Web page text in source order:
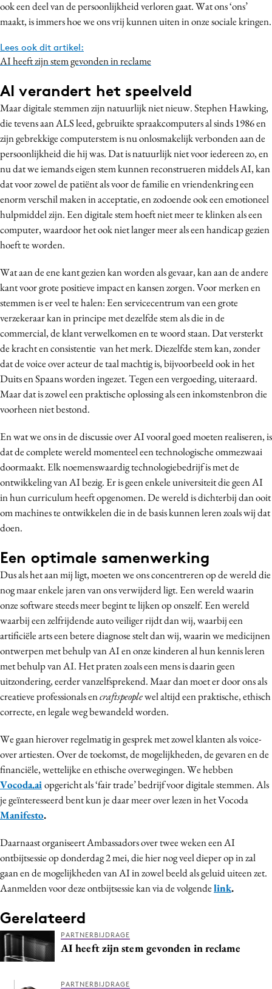
ook een deel van de persoonlijkheid verloren gaat. Wat ons ‘ons’
maakt, is immers hoe we ons vrij kunnen uiten in onze sociale kringen.
Lees ook dit artikel:
AI heeft zijn stem gevonden in reclame
AI verandert het speelveld
Maar digitale stemmen zijn natuurlijk niet nieuw. Stephen Hawking,
die tevens aan ALS leed, gebruikte spraakcomputers al sinds 1986 en
zijn gebrekkige computerstem is nu onlosmakelijk verbonden aan de
persoonlijkheid die hij was. Dat is natuurlijk niet voor iedereen zo, en
nu dat we iemands eigen stem kunnen reconstrueren middels AI, kan
dat voor zowel de patiënt als voor de familie en vriendenkring een
enorm verschil maken in acceptatie, en zodoende ook een emotioneel
hulpmiddel zijn. Een digitale stem hoeft niet meer te klinken als een
computer, waardoor het ook niet langer meer als een handicap gezien
hoeft te worden.
Wat aan de ene kant gezien kan worden als gevaar, kan aan de andere
kant voor grote positieve impact en kansen zorgen. Voor merken en
stemmen is er veel te halen: Een servicecentrum van een grote
verzekeraar kan in principe met dezelfde stem als die in de
commercial, de klant verwelkomen en te woord staan. Dat versterkt
de kracht en consistentie van het merk. Diezelfde stem kan, zonder
dat de voice over acteur de taal machtig is, bijvoorbeeld ook in het
Duits en Spaans worden ingezet. Tegen een vergoeding, uiteraard.
Maar dat is zowel een praktische oplossing als een inkomstenbron die
voorheen niet bestond.
En wat we ons in de discussie over AI vooral goed moeten realiseren, is
dat de complete wereld momenteel een technologische ommezwaai
doormaakt. Elk noemenswaardig technologiebedrijf is met de
ontwikkeling van AI bezig. Er is geen enkele universiteit die geen AI
in hun curriculum heeft opgenomen. De wereld is dichterbij dan ooit
om machines te ontwikkelen die in de basis kunnen leren zoals wij dat
doen.
Een optimale samenwerking
Dus als het aan mij ligt, moeten we ons concentreren op de wereld die
nog maar enkele jaren van ons verwijderd ligt. Een wereld waarin
onze software steeds meer begint te lijken op onszelf. Een wereld
waarbij een zelfrijdende auto veiliger rijdt dan wij, waarbij een
artificiële arts een betere diagnose stelt dan wij, waarin we medicijnen
ontwerpen met behulp van AI en onze kinderen al hun kennis leren
met behulp van AI. Het praten zoals een mens is daarin geen
uitzondering, eerder vanzelfsprekend. Maar dan moet er door ons als
creatieve professionals encraftspeoplewel altijd een praktische, ethisch
correcte, en legale weg bewandeld worden.
We gaan hierover regelmatig in gesprek met zowel klanten als voice-
over artiesten. Over de toekomst, de mogelijkheden, de gevaren en de
financiële, wettelijke en ethische overwegingen. We hebben
Vocoda.aiopgericht als ‘fair trade’ bedrijf voor digitale stemmen. Als
je geïnteresseerd bent kun je daar meer over lezen in het Vocoda
Manifesto.
Daarnaast organiseert Ambassadors over twee weken een AI
ontbijtsessie op donderdag 2 mei, die hier nog veel dieper op in zal
gaan en de mogelijkheden van AI in zowel beeld als geluid uiteen zet.
Aanmelden voor deze ontbijtsessie kan via de volgendelink.
Gerelateerd
PARTNERBIJDRAGE
AI heeft zijn stem gevonden in reclame
PARTNERBIJDRAGE